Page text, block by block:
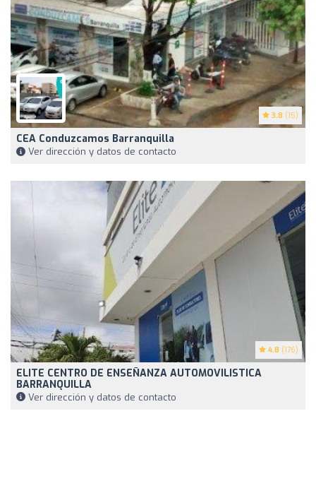
3.8 (15)
CEA Conduzcamos Barranquilla
Ver dirección y datos de contacto
4.8 (176)
ELITE CENTRO DE ENSEÑANZA AUTOMOVILISTICA
BARRANQUILLA
Ver dirección y datos de contacto